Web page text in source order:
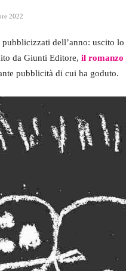
2022
dell’anno: uscito
da Giunti Editore, il romanzo
pubblicità di cui ha goduto.